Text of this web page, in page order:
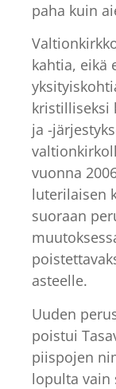
paha kuin
kahtia, eikä
kristilliseksi
ja -
vuonna
luterilaisen
suoraan
asteelle.
Uuden
poistui
piispojen
lopulta vain